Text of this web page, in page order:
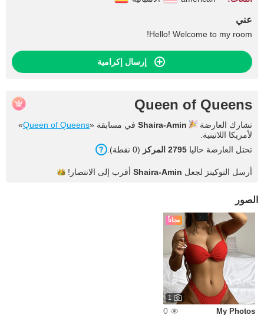
عني
Hello! Welcome to my room!
إرسال إكرامية
Queen of Queens
تشارك العارضة Shaira-Amin في مسابقة «Queen of Queens
»
لأمريكا اللاتينية.
تحتل العارضة حاليا 2795 المركز (0 نقطة).
أرسل التوكينز لجعل Shaira-Amin أقرب إلى الانتصار!
الصور
مجاناً
1
My Photos
0